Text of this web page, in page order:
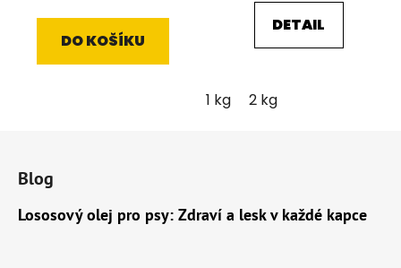
DO KOŠÍKU
DETAIL
1 kg 2 kg
Blog
Lososový olej pro psy: Zdraví a lesk v každé kapce